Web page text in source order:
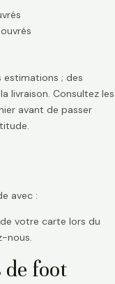
estimations ; des
livraison. Consultez les
avant de passer
avec :
votre carte lors du
nous.
de foot